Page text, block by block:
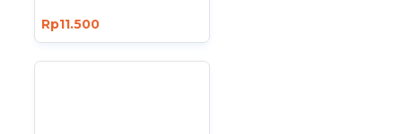
Rp11.500